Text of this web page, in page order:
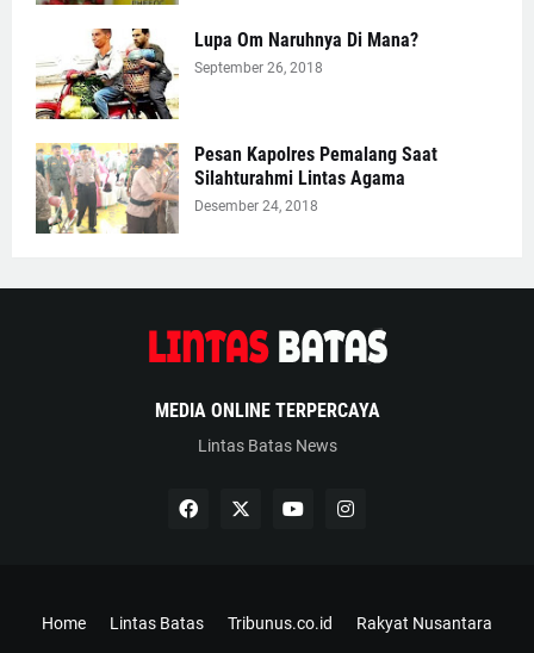
Lupa Om Naruhnya Di Mana?
September 26, 2018
Pesan Kapolres Pemalang Saat
Silahturahmi Lintas Agama
Desember 24, 2018
MEDIA ONLINE TERPERCAYA
Lintas Batas News
Home Lintas Batas Tribunus.co.id Rakyat Nusantara